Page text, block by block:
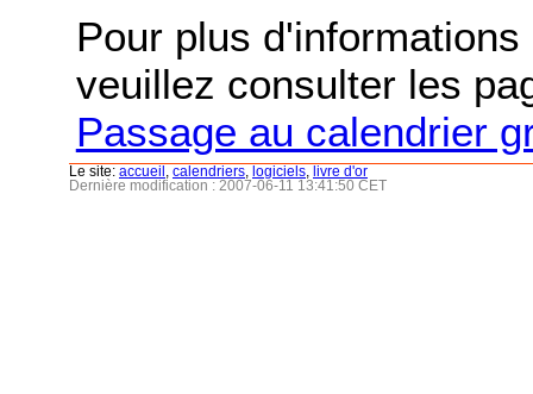
Pour plus
veuillez consulter les
Passage au calendrier
Le site: accueil calendriers logiciels
livre d'or
Dernière modification : 2007-06-11 13:41:50 CET